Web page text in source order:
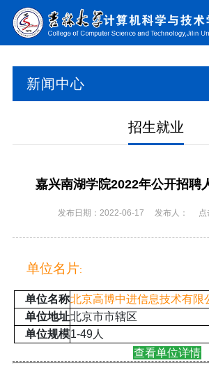
新闻中心
招生就业
嘉兴南湖学院2022年公开招聘
发布日期：2022-06-17 发布人： 点
单位名片:
单位名称北京高博中进信息技术有限
单位地址北京市市辖区
单位规模1-49人
查看单位详情